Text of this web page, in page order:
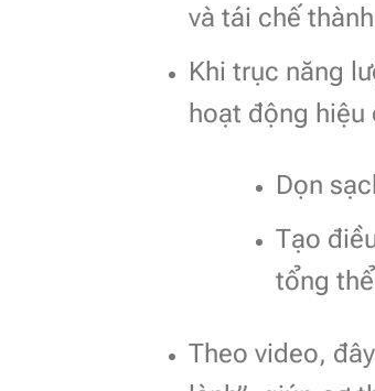
và tái chế
Khi trục năng
hoạt động hiệu
Dọn
Tạo
tổng
Theo video,